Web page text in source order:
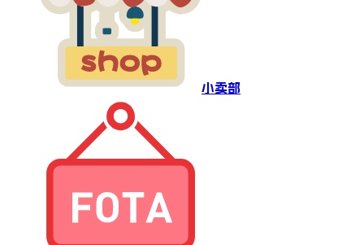
小卖部